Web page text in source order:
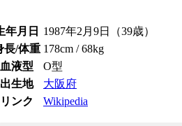
年月日
1987年2月9日（39歳）
長/体重 178cm / 68kg
血液型
O型
出生地
大阪府
リンク
Wikipedia